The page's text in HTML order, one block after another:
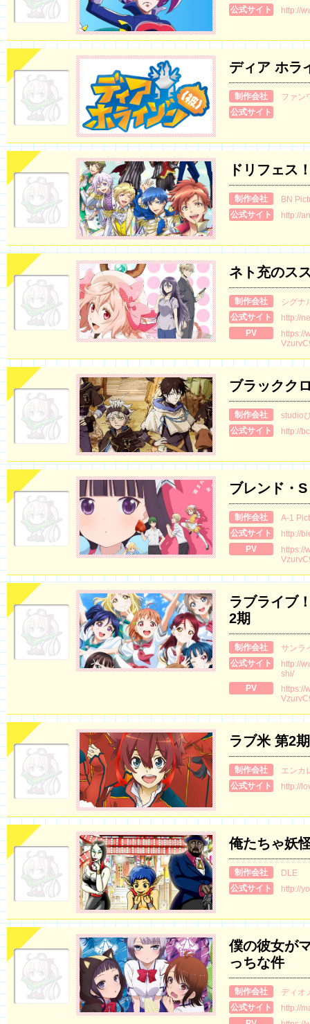
公式サイト
http://
ディア ホラ
制作会社
ファン
公式サイト
ドリフェス
制作会社
BN
公式サイト
http://
ネト充のス
制作会社
シグナ
公式サイト
http://
PV
https://
ブラックク
制作会社
studio
公式サイト
http://
ブレンド・S
制作会社
A-1
公式サイト
http://
PV
https://
ラブライブ
2期
制作会社
サンラ
公式サイト
http://
shi/
PV
https://
ラブ米 第2期
制作会社
エンカ
公式サイト
http://
俺たちゃ妖
制作会社
DLE
公式サイト
http://
僕の彼女が
っちな件
制作会社
ディオ
公式サイト
http://